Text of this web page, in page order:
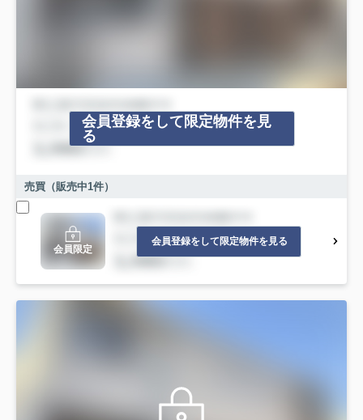
会員登録をして限定物件を見
る
売買（販売中1件）
会員限定
会員登録をして限定物件を見る